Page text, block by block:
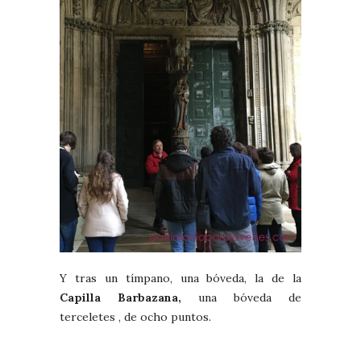
Y tras un tímpano, una bóveda, la de la
Capilla Barbazana, una bóveda de
terceletes , de ocho puntos.